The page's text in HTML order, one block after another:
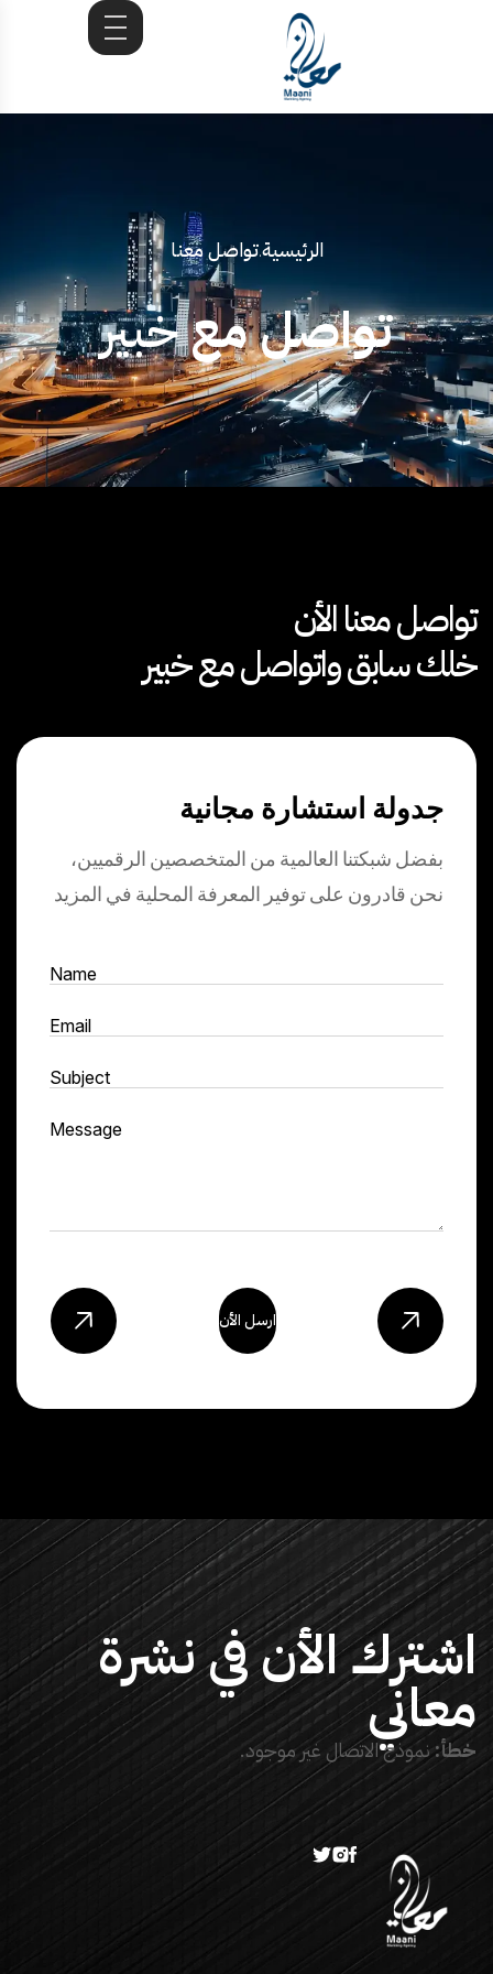
الرئيسية.تواصل معنا
تواصل معخبير
تواصل معنا الأن
خلك سابق واتواصل مع خبير
جدولة استشارة مجانية
بفضل شبكتنا العالمية من المتخصصين الرقميين،
نحن قادرون على توفير المعرفة المحلية في المزيد
ارسل الأن
اشترك الأن في نشرة
معاني
خطأ:نموذج الاتصال غير موجود.